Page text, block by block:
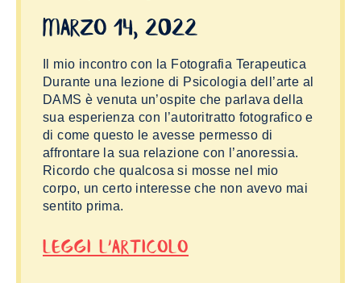
Marzo 14, 2022
Il mio incontro con la Fotografia Terapeutica
Durante una lezione di Psicologia dell’arte al
DAMS è venuta un’ospite che parlava della
sua esperienza con l’autoritratto fotografico e
di come questo le avesse permesso di
affrontare la sua relazione con l’anoressia.
Ricordo che qualcosa si mosse nel mio
corpo, un certo interesse che non avevo mai
sentito prima.
Leggi L'articolo